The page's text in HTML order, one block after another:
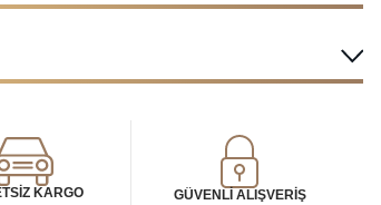
KARGO GÜVENLI ALIŞVERIŞ